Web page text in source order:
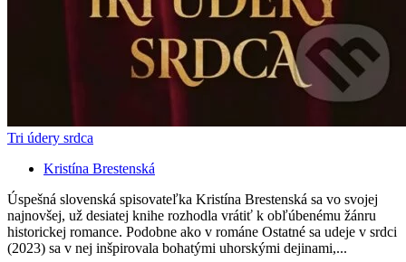
Tri údery srdca
Kristína Brestenská
Úspešná slovenská spisovateľka Kristína Brestenská sa vo svojej
najnovšej, už desiatej knihe rozhodla vrátiť k obľúbenému žánru
historickej romance. Podobne ako v románe Ostatné sa udeje v srdci
(2023) sa v nej inšpirovala bohatými uhorskými dejinami,...